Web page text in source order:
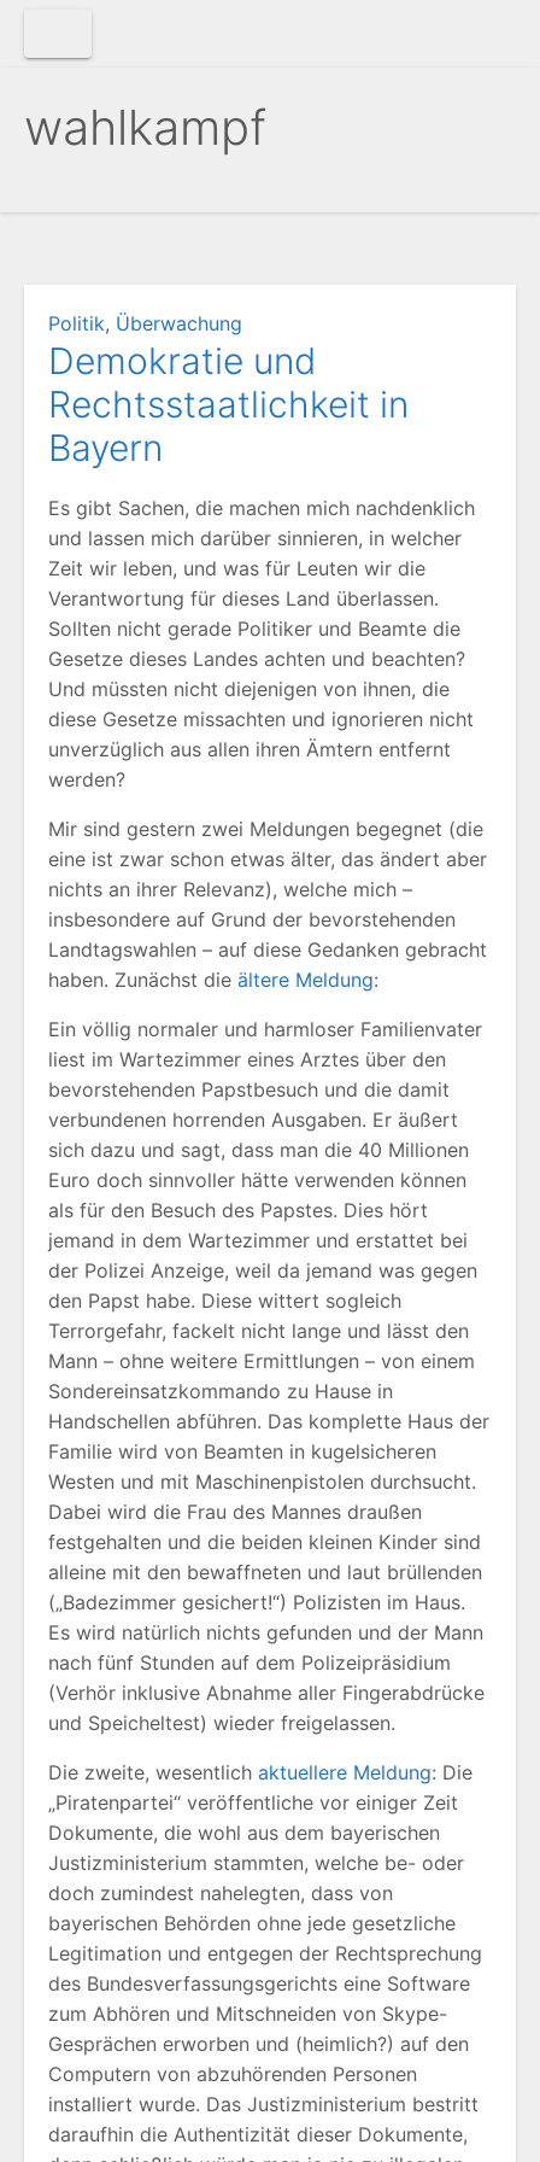
wahlkampf
Politik, Überwachung
Demokratie und
Rechtsstaatlichkeit in
Bayern
Es gibt Sachen, die machen mich nachdenklich
und lassen mich darüber sinnieren, in welcher
Zeit wir leben, und was für Leuten wir die
Verantwortung für dieses Land überlassen.
Sollten nicht gerade Politiker und Beamte die
Gesetze dieses Landes achten und beachten?
Und müssten nicht diejenigen von ihnen, die
diese Gesetze missachten und ignorieren nicht
unverzüglich aus allen ihren Ämtern entfernt
werden?
Mir sind gestern zwei Meldungen begegnet (die
eine ist zwar schon etwas älter, das ändert aber
nichts an ihrer Relevanz), welche mich –
insbesondere auf Grund der bevorstehenden
Landtagswahlen – auf diese Gedanken gebracht
haben. Zunächst die ältere Meldung:
Ein völlig normaler und harmloser Familienvater
liest im Wartezimmer eines Arztes über den
bevorstehenden Papstbesuch und die damit
verbundenen horrenden Ausgaben. Er äußert
sich dazu und sagt, dass man die 40 Millionen
Euro doch sinnvoller hätte verwenden können
als für den Besuch des Papstes. Dies hört
jemand in dem Wartezimmer und erstattet bei
der Polizei Anzeige, weil da jemand was gegen
den Papst habe. Diese wittert sogleich
Terrorgefahr, fackelt nicht lange und lässt den
Mann – ohne weitere Ermittlungen – von einem
Sondereinsatzkommando zu Hause in
Handschellen abführen. Das komplette Haus der
Familie wird von Beamten in kugelsicheren
Westen und mit Maschinenpistolen durchsucht.
Dabei wird die Frau des Mannes draußen
festgehalten und die beiden kleinen Kinder sind
alleine mit den bewaffneten und laut brüllenden
(„Badezimmer gesichert!“) Polizisten im Haus.
Es wird natürlich nichts gefunden und der Mann
nach fünf Stunden auf dem Polizeipräsidium
(Verhör inklusive Abnahme aller Fingerabdrücke
und Speicheltest) wieder freigelassen.
Die zweite, wesentlich aktuellere Meldung: Die
„Piratenpartei“ veröffentliche vor einiger Zeit
Dokumente, die wohl aus dem bayerischen
Justizministerium stammten, welche be- oder
doch zumindest nahelegten, dass von
bayerischen Behörden ohne jede gesetzliche
Legitimation und entgegen der Rechtsprechung
des Bundesverfassungsgerichts eine Software
zum Abhören und Mitschneiden von Skype-
Gesprächen erworben und (heimlich?) auf den
Computern von abzuhörenden Personen
installiert wurde. Das Justizministerium bestritt
daraufhin die Authentizität dieser Dokumente,